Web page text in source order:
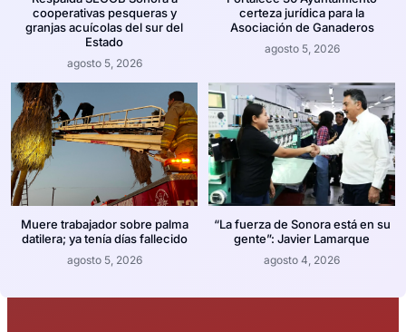
cooperativas pesqueras y
granjas acuícolas del sur del
Estado
agosto 5, 2026
certeza jurídica para la
Asociación de Ganaderos
agosto 5, 2026
Muere trabajador sobre palma
datilera; ya tenía días fallecido
agosto 5, 2026
“La fuerza de Sonora está en su
gente”: Javier Lamarque
agosto 4, 2026